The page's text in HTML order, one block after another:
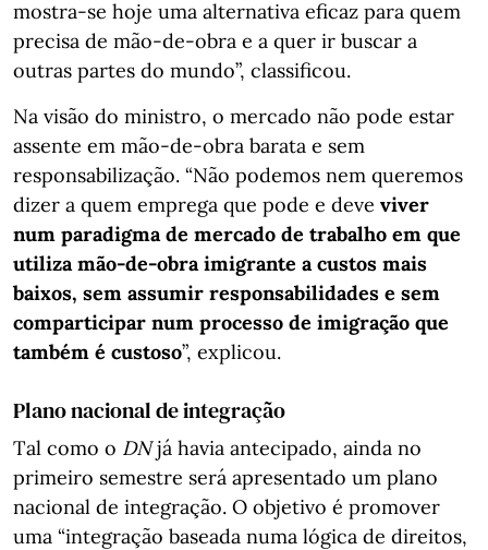
mostra-se hoje uma alternativa eficaz para quem
precisa de mão-de-obra e a quer ir buscar a
outras partes do mundo”, classificou.
Na visão do ministro, o mercado não pode estar
assente em mão-de-obra barata e sem
responsabilização. “Não podemos nem queremos
dizer a quem emprega que pode e deve viver
num paradigma de mercado de trabalho em que
utiliza mão-de-obra imigrante a custos mais
baixos, sem assumir responsabilidades e sem
comparticipar num processo de imigração que
também é custoso”, explicou.
Plano nacional de integração
Tal como o DNjá havia antecipado, ainda no
primeiro semestre será apresentado um plano
nacional de integração. O objetivo é promover
uma “integração baseada numa lógica de direitos,